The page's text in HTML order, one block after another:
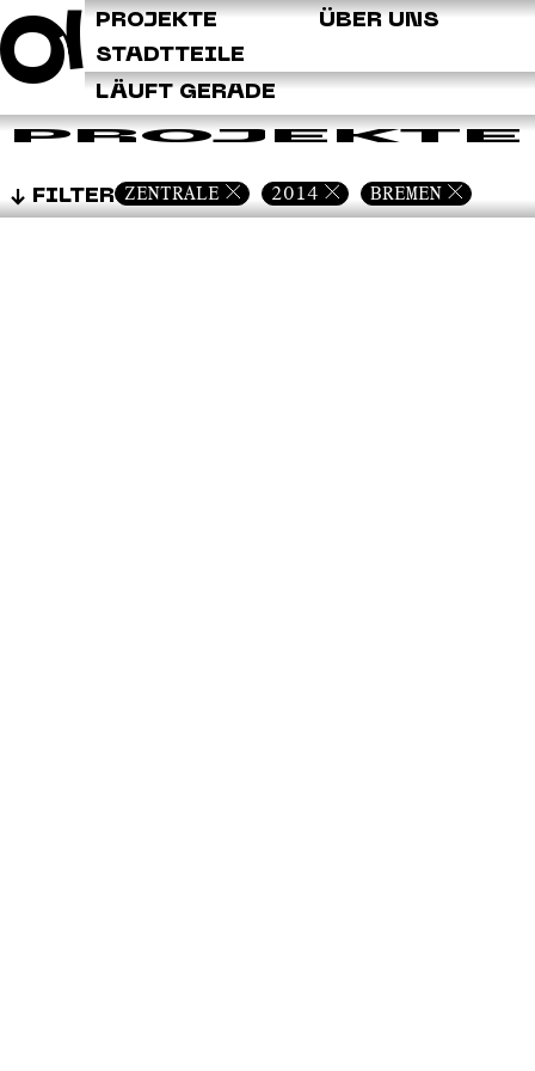
ÜBER UNS
PROJEKTE
STADTTEILE
LÄUFT GERADE
PROJEKTE
FILTER ZENTRALE 2014 BREMEN